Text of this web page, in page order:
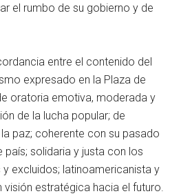
el rumbo de su gobierno y de
entre el contenido del
expresado en la Plaza de
oratoria emotiva, moderada y
de la lucha popular; de
paz; coherente con su pasado
solidaria y justa con los
excluidos; latinoamericanista y
visión estratégica hacia el futuro.